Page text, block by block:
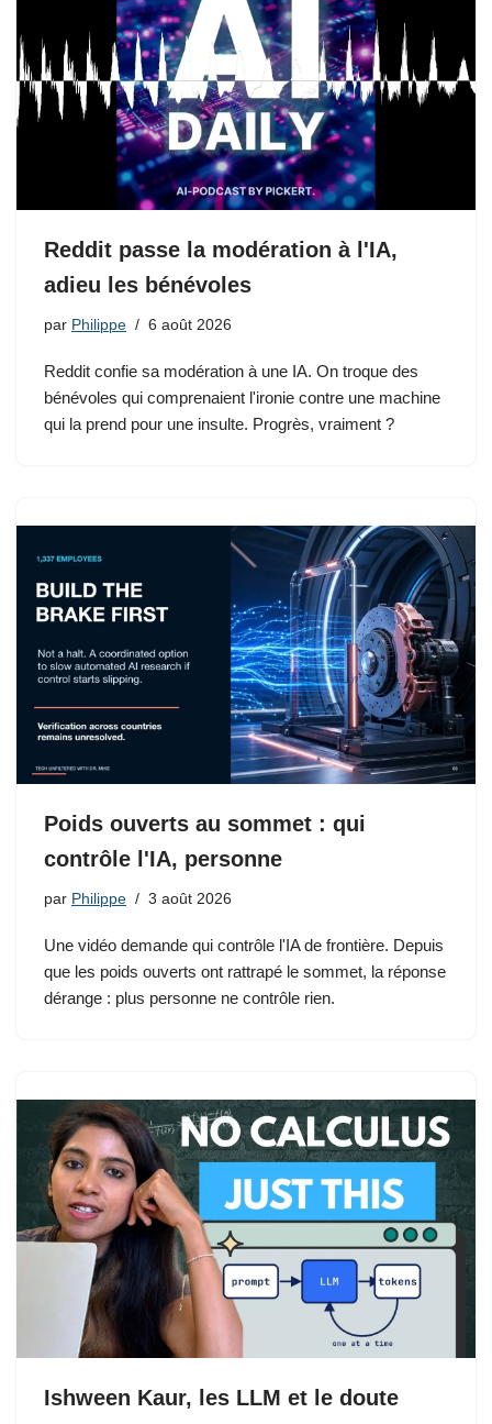
Reddit passe la modération à l'IA,
adieu les bénévoles
par Philippe 6 août 2026
Reddit confie sa modération à une IA. On troque des
bénévoles qui comprenaient l'ironie contre une machine
qui la prend pour une insulte. Progrès, vraiment ?
Poids ouverts au sommet : qui
contrôle l'IA, personne
par Philippe 3 août 2026
Une vidéo demande qui contrôle l'IA de frontière. Depuis
que les poids ouverts ont rattrapé le sommet, la réponse
dérange : plus personne ne contrôle rien.
Ishween Kaur, les LLM et le doute